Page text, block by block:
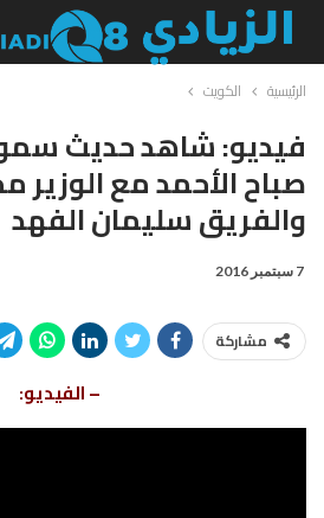
الرئيسية الكويت
فيديو: شاهد حديث سمو
صباح الأحمد مع الوزير
والفريق سليمان الفهد
7 سبتمبر 2016
مشاركة
– الفيديو: